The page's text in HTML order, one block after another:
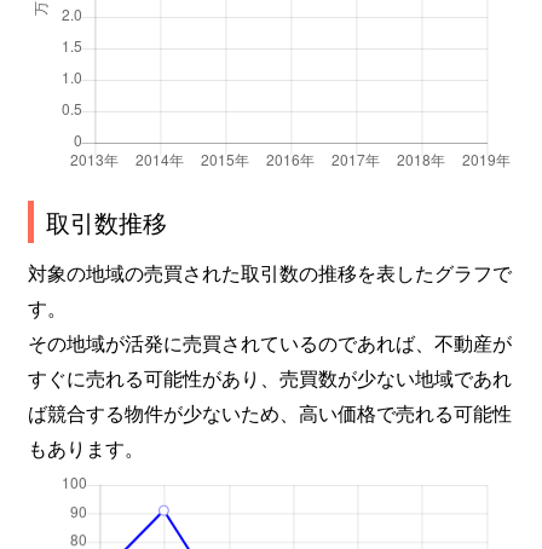
取引数推移
対象の地域の売買された取引数の推移を表したグラフで
す。
その地域が活発に売買されているのであれば、不動産が
すぐに売れる可能性があり、売買数が少ない地域であれ
ば競合する物件が少ないため、高い価格で売れる可能性
もあります。